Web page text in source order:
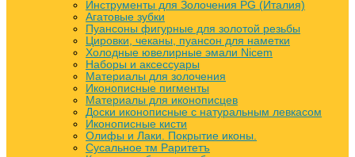
Инструменты для Золочения PG (Италия)
Агатовые зубки
Пуансоны фигурные для золотой резьбы
Цировки, чеканы, пуансон для наметки
Холодные ювелирные эмали Nicem
Наборы и аксессуары
Материалы для золочения
Иконописные пигменты
Материалы для иконописцев
Доски иконописные с натуральным левкасом
Иконописные кисти
Олифы и Лаки. Покрытие иконы.
Сусальное тм Раритетъ